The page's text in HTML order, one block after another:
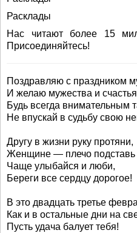
Расклады
Нас читают более 15
Присоединяйтесь!
Поздравляю с праздником
И желаю мужества и
Будь всегда внимательным
Не впускай в судьбу свою
Другу в жизни руку протяни,
Женщине — плечо подставь
Чаще улыбайся и люби,
Береги все сердцу дорогое!
В это двадцать третье
Как и в остальные дни на
Пусть удача балует тебя!